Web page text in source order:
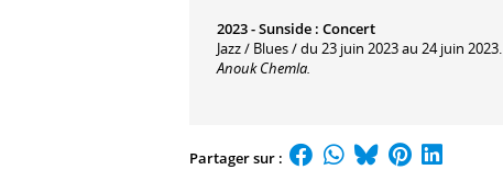
2023 -Sunside : Concert
Jazz / Blues / du 23 juin 2023 au 24 juin 2023.
Anouk Chemla.
Partager sur :